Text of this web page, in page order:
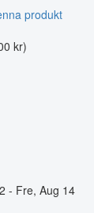
produkt
kr)
- Fre, Aug 14